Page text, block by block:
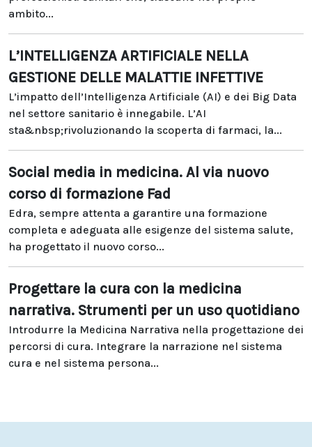
ambito...
L’INTELLIGENZA ARTIFICIALE NELLA
GESTIONE DELLE MALATTIE INFETTIVE
L’impatto dell’Intelligenza Artificiale (AI) e dei Big Data
nel settore sanitario è innegabile. L’AI
sta&nbsp;rivoluzionando la scoperta di farmaci, la...
Social media in medicina. Al via nuovo
corso di formazione Fad
Edra, sempre attenta a garantire una formazione
completa e adeguata alle esigenze del sistema salute,
ha progettato il nuovo corso...
Progettare la cura con la medicina
narrativa. Strumenti per un uso quotidiano
Introdurre la Medicina Narrativa nella progettazione dei
percorsi di cura. Integrare la narrazione nel sistema
cura e nel sistema persona...